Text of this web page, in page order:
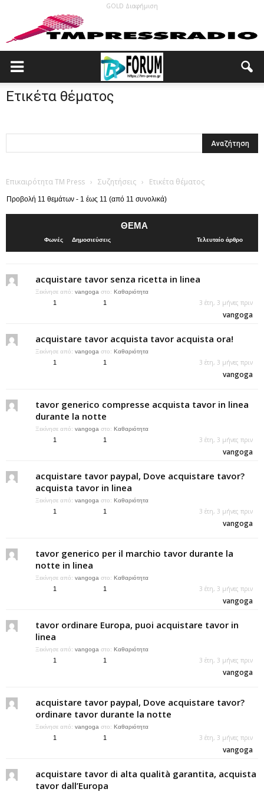
GOLD Διαφήμιση
Ετικέτα θέματος
Επικαιρότητα TM Press › Συζητήσεις › Ετικέτα θέματος
Προβολή 11 θεμάτων - 1 έως 11 (από 11 συνολικά)
ΘΈΜΑ
Φωνές Δημοσιεύσεις Τελευταίο άρθρο
acquistare tavor senza ricetta in linea
Ξεκίνησε από: vangoga στο: Καθαριότητα
1 1 3 έτη, 3 μήνες πριν
vangoga
acquistare tavor acquista tavor acquista ora!
Ξεκίνησε από: vangoga στο: Καθαριότητα
1 1 3 έτη, 3 μήνες πριν
vangoga
tavor generico compresse acquista tavor in linea
durante la notte
Ξεκίνησε από: vangoga στο: Καθαριότητα
1 1 3 έτη, 3 μήνες πριν
vangoga
acquistare tavor paypal, Dove acquistare tavor?
acquista tavor in linea
Ξεκίνησε από: vangoga στο: Καθαριότητα
1 1 3 έτη, 3 μήνες πριν
vangoga
tavor generico per il marchio tavor durante la
notte in linea
Ξεκίνησε από: vangoga στο: Καθαριότητα
1 1 3 έτη, 3 μήνες πριν
vangoga
tavor ordinare Europa, puoi acquistare tavor in
linea
Ξεκίνησε από: vangoga στο: Καθαριότητα
1 1 3 έτη, 3 μήνες πριν
vangoga
acquistare tavor paypal, Dove acquistare tavor?
ordinare tavor durante la notte
Ξεκίνησε από: vangoga στο: Καθαριότητα
1 1 3 έτη, 3 μήνες πριν
vangoga
acquistare tavor di alta qualità garantita, acquista
tavor dall’Europa